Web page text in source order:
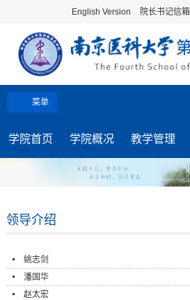
English Version 院长书记信箱
菜单
学院首页 学院概况 教学管理
领导介绍
姚志剑
潘国华
赵太宏